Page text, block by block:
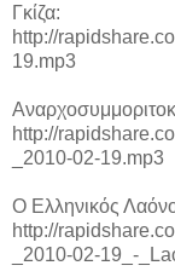
Γκίζα:
http://
19.mp3
http://
_2010-02-19.mp3
Ο Ελληνικός
http://
_2010-02-19_-